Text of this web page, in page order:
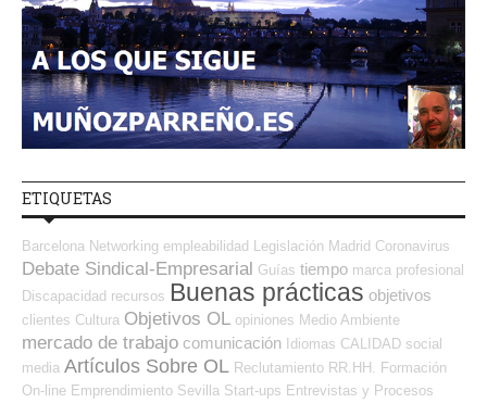
ETIQUETAS
Barcelona Networking empleabilidad Legislación Madrid Coronavirus
Debate Sindical-Empresarial Guías tiempo marca profesional
Discapacidad recursos Buenas prácticas objetivos
clientes Cultura Objetivos OL opiniones Medio Ambiente
mercado de trabajo comunicación Idiomas CALIDAD social
media Artículos Sobre OL Reclutamiento RR.HH.
Formación
On-line Emprendimiento Sevilla Start-ups Entrevistas y Procesos